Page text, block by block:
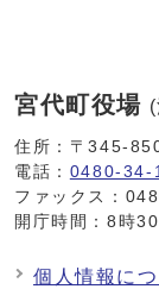
宮代町役場
住所：〒345-
電話： 0480-34-
ファックス：
開庁時間：8時
個人情報に